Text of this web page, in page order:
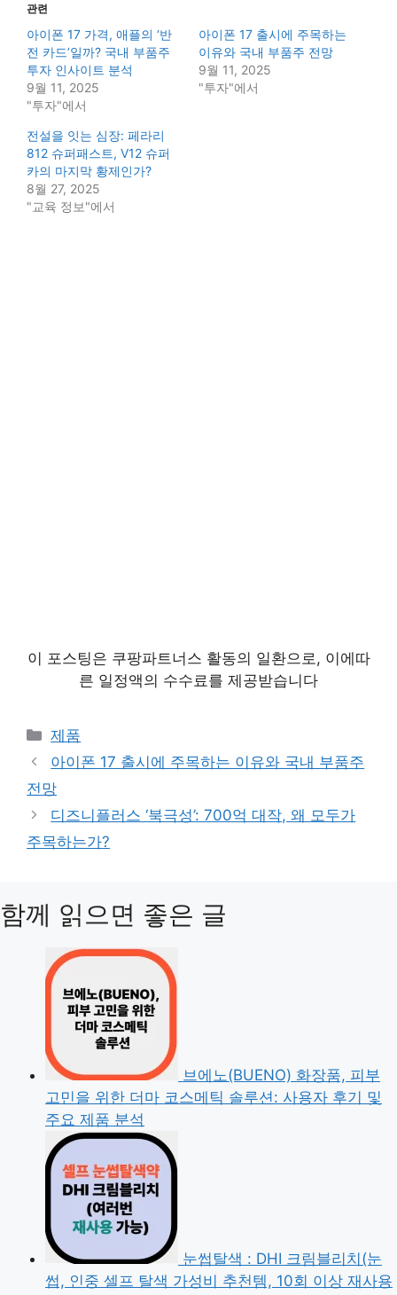
관련
아이폰 17 가격, 애플의 ‘반
전 카드’일까? 국내 부품주
투자 인사이트 분석
9월 11, 2025
"투자"에서
아이폰 17 출시에 주목하는
이유와 국내 부품주 전망
9월 11, 2025
"투자"에서
전설을 잇는 심장: 페라리
812 슈퍼패스트, V12 슈퍼
카의 마지막 황제인가?
8월 27, 2025
"교육 정보"에서
이 포스팅은 쿠팡파트너스 활동의 일환으로, 이에따
른 일정액의 수수료를 제공받습니다
카
테
고
리
제품
아이폰 17 출시에 주목하는 이유와 국내 부품주
전망
디즈니플러스 ‘북극성’: 700억 대작, 왜 모두가
주목하는가?
함께 읽으면 좋은 글
브에노(BUENO) 화장품, 피부
고민을 위한 더마 코스메틱 솔루션: 사용자 후기 및
주요 제품 분석
눈썹탈색 : DHI 크림블리치(눈
썹, 인중 셀프 탈색 가성비 추천템, 10회 이상 재사용